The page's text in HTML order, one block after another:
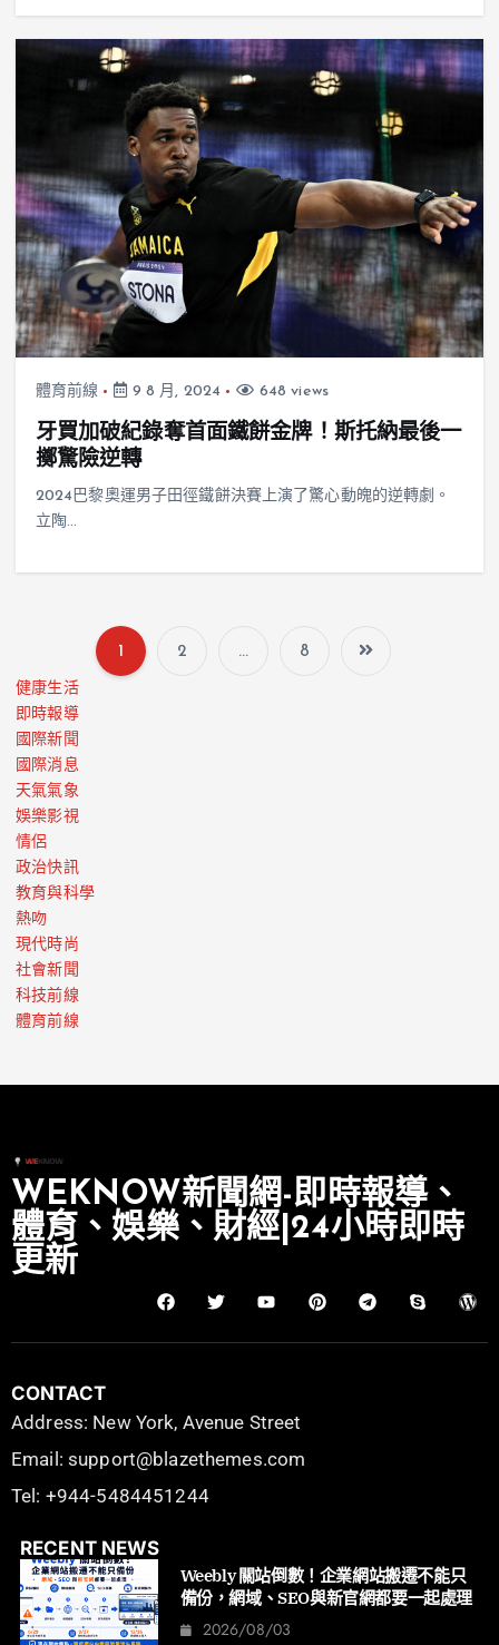
體育前線 9 8 月, 2024 648 views
牙買加破紀錄奪首面鐵餅金牌！斯托納最後一
擲驚險逆轉
2024巴黎奧運男子田徑鐵餅決賽上演了驚心動魄的逆轉劇。
立陶…
1 2 ... 8
健康生活
即時報導
國際新聞
國際消息
天氣氣象
娛樂影視
情侶
政治快訊
教育與科學
熱吻
現代時尚
社會新聞
科技前線
體育前線
WEKNOW新聞網-即時報導、
體育、娛樂、財經|24小時即時
更新
CONTACT
Address: New York, Avenue Street
Email: support@blazethemes.com
Tel: +944-5484451244
RECENT NEWS
Weebly 關站倒數！企業網站搬遷不能只
備份，網域、SEO與新官網都要一起處理
2026/08/03